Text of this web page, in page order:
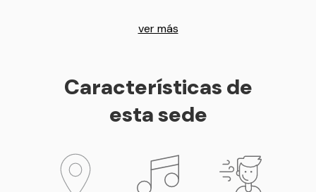
ver más
Características de
esta sede